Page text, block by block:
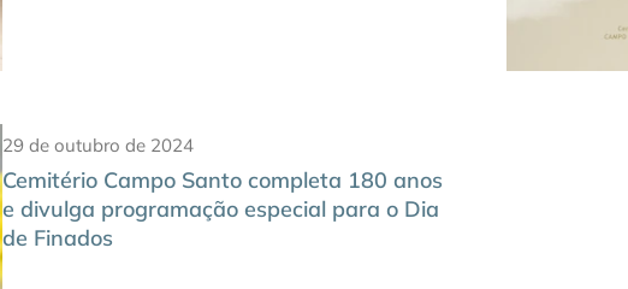
29 de outubro de 2024
Cemitério Campo Santo completa 180 anos
e divulga programação especial para o Dia
de Finados